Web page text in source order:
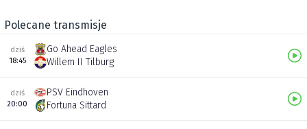
Polecane transmisje
dziś
18:45
Go Ahead Eagles
Willem II Tilburg
dziś
20:00
PSV Eindhoven
Fortuna Sittard